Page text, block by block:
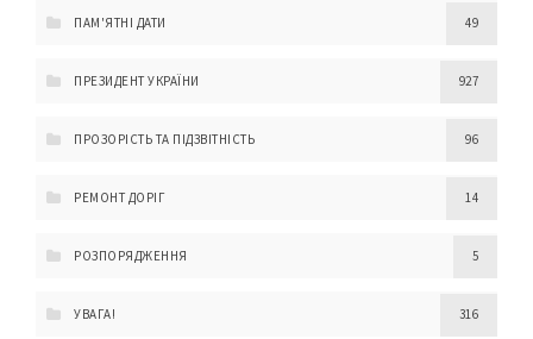
ПАМ'ЯТНІ ДАТИ 49
ПРЕЗИДЕНТ УКРАЇНИ 927
ПРОЗОРІСТЬ ТА ПІДЗВІТНІСТЬ 96
РЕМОНТ ДОРІГ 14
РОЗПОРЯДЖЕННЯ 5
УВАГА! 316